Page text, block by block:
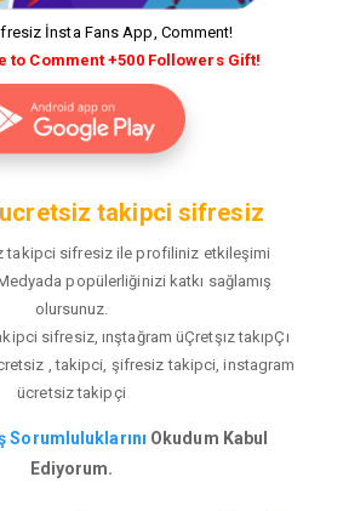
İnsta Fans App, Comment!
to Comment +500 Followers Gift!
takipci sifresiz
takipci sifresiz ile profiliniz etkileşimi
popülerliğinizi katkı sağlamış
olursunuz.
sifresiz, ınştağram üÇretşız takıpÇı
, takipci, şifresiz takipci, instagram
ücretsiz takipçi
Okudum Kabul
Ediyorum.